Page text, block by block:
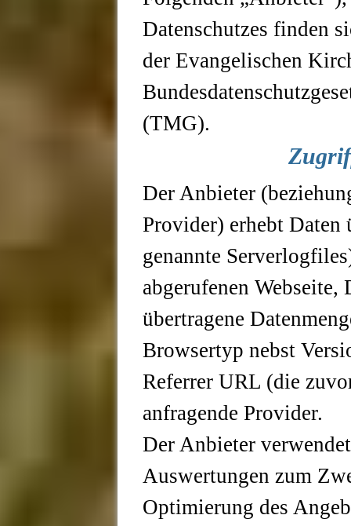
Datenschutzes finden
der Evangelischen
(TMG).
Der Anbieter
Provider) erhebt
genannte
abgerufenen
übertragene
Browsertyp nebst
Referrer URL (die
anfragende Provider.
Der Anbieter
Auswertungen zum
Optimierung des